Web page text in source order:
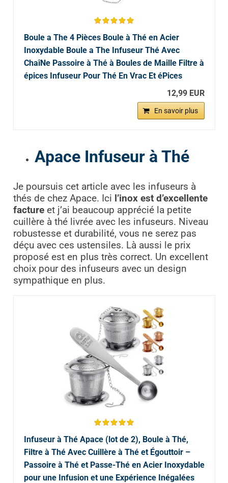
Boule a The 4 Pièces Boule à Thé en Acier
Inoxydable Boule a The Infuseur Thé Avec
ChaîNe Passoire à Thé à Boules de Maille Filtre à
épices Infuseur Pour Thé En Vrac Et éPices
12,99 EUR
En savoir plus
Apace Infuseur à Thé
Je poursuis cet article avec les infuseurs à
thés de chez Apace. Ici l’inox est d’excellente
factureet j’ai beaucoup apprécié la petite
cuillère à thé livrée avec les infuseurs. Niveau
robustesse et durabilité, vous ne serez pas
déçu avec ces ustensiles. Là aussi le prix
proposé est en plus très correct. Un excellent
choix pour des infuseurs avec un design
sympathique en plus.
Infuseur à Thé Apace (lot de 2), Boule à Thé,
Filtre à Thé Avec Cuillère à Thé et Égouttoir –
Passoire à Thé et Passe-Thé en Acier Inoxydable
pour une Infusion et une Expérience Inégalées